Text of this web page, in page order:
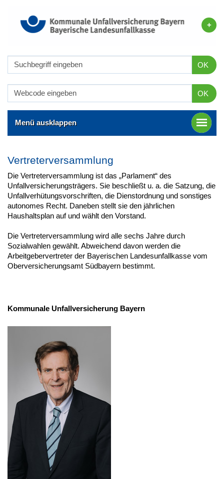
OK
OK
Menü ausklappen
Vertreterversammlung
Die Vertreterversammlung ist das „Parlament“ des
Unfallversicherungsträgers. Sie beschließt u. a. die Satzung, die
Unfallverhütungsvorschriften, die Dienstordnung und sonstiges
autonomes Recht. Daneben stellt sie den jährlichen
Haushaltsplan auf und wählt den Vorstand.
Die Vertreterversammlung wird alle sechs Jahre durch
Sozialwahlen gewählt. Abweichend davon werden die
Arbeitgebervertreter der Bayerischen Landesunfallkasse vom
Oberversicherungsamt Südbayern bestimmt.
Kommunale Unfallversicherung Bayern